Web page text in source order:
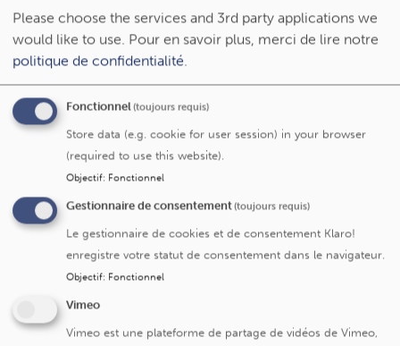
Retour
Submit
Cliniques universitaires Saint-Luc
Please choose the services and 3rd party applications we
would like to use. Pour en savoir plus, merci de lire notre
politique de confidentialité.
Fonctionnel(toujours requis)
Store data (e.g. cookie for user session) in your browser
(required to use this website).
Objectif: Fonctionnel
Gestionnaire de consentement(toujours requis)
Le gestionnaire de cookies et de consentement Klaro!
enregistre votre statut de consentement dans le navigateur.
Objectif: Fonctionnel
Vimeo
Vimeo est une plateforme de partage de vidéos de Vimeo,